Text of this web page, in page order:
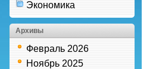
Экономика
Архивы
Февраль 2026
Ноябрь 2025